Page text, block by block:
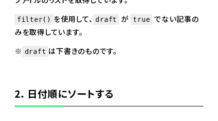
filter() を使用して、 draft が true でない記事の
みを取得しています。
※ draft は下書きのものです。
2. 日付順にソートする